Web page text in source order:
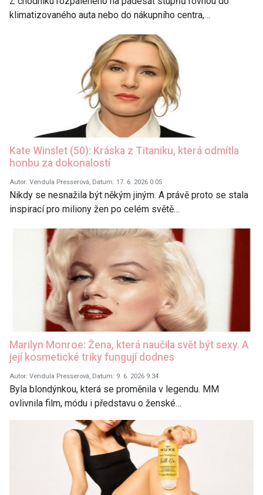
klimatizovaného auta nebo do nákupního centra,…
Kate Winslet (50): Kráska z Titaniku, která odmítla
honbu za dokonalostí
Autor: Vendula Presserová, Datum: 17. 6. 2026 0:05
Nikdy se nesnažila být někým jiným. A právě proto se stala
inspirací pro miliony žen po celém světě…
Marilyn Monroe: Žena, která naučila svět být sexy. A
její kosmetické triky fungují dodnes
Autor: Vendula Presserová, Datum: 9. 6. 2026 9:34
Byla blondýnkou, která se proměnila v legendu. MM
ovlivnila film, módu i představu o ženské…